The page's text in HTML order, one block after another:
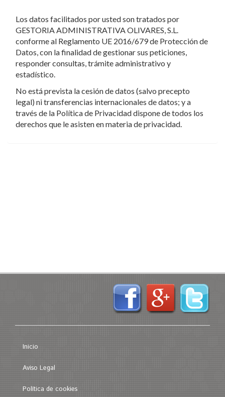
Los datos facilitados por usted son tratados por
GESTORIA ADMINISTRATIVA OLIVARES, S.L.
conforme al Reglamento UE 2016/679 de Protección de
Datos, con la finalidad de gestionar sus peticiones,
responder consultas, trámite administrativo y
estadístico.
No está prevista la cesión de datos (salvo precepto
legal) ni transferencias internacionales de datos; y a
través de la Política de Privacidad dispone de todos los
derechos que le asisten en materia de privacidad.
Inicio
Aviso Legal
Política de cookies